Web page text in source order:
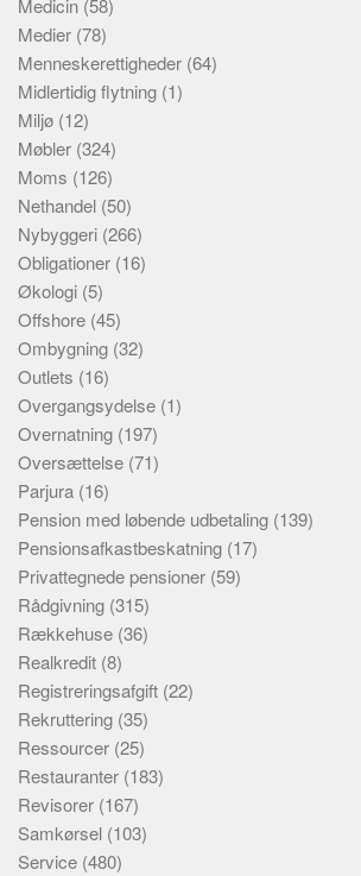
Medicin (58)
Medier (78)
Menneskerettigheder (64)
Midlertidig flytning (1)
Miljø (12)
Møbler (324)
Moms (126)
Nethandel (50)
Nybyggeri (266)
Obligationer (16)
Økologi (5)
Offshore (45)
Ombygning (32)
Outlets (16)
Overgangsydelse (1)
Overnatning (197)
Oversættelse (71)
Parjura (16)
Pension med løbende udbetaling (139)
Pensionsafkastbeskatning (17)
Privattegnede pensioner (59)
Rådgivning (315)
Rækkehuse (36)
Realkredit (8)
Registreringsafgift (22)
Rekruttering (35)
Ressourcer (25)
Restauranter (183)
Revisorer (167)
Samkørsel (103)
Service (480)